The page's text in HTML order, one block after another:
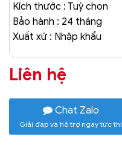
Kích thước : Tuỳ chọn
Bảo hành : 24 tháng
Xuất xứ : Nhập khẩu
Liên hệ
Chat Zalo
Giải đáp và hỗ trợ ngay tức thì